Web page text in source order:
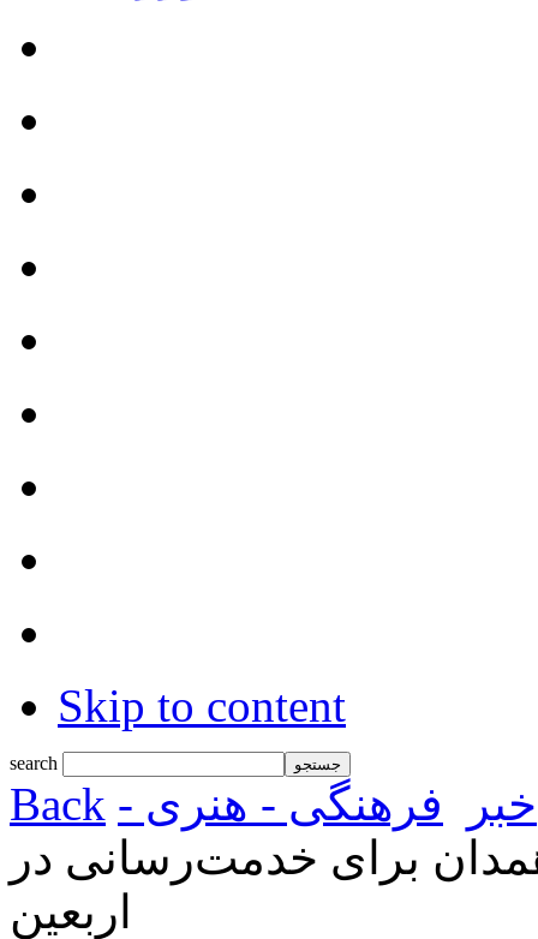
Skip to content
search
Back خبر
فرهنگی - هنری -
موکب همدان برای خدمت‌رسانی در
اربعین